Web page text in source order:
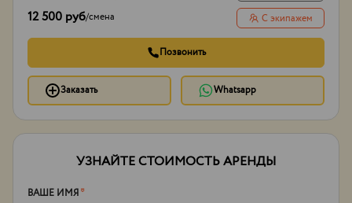
12 500 руб/смена С экипажем
Позвонить
Заказать Whatsapp
УЗНАЙТЕ СТОИМОСТЬ АРЕНДЫ
ВАШЕ ИМЯ*